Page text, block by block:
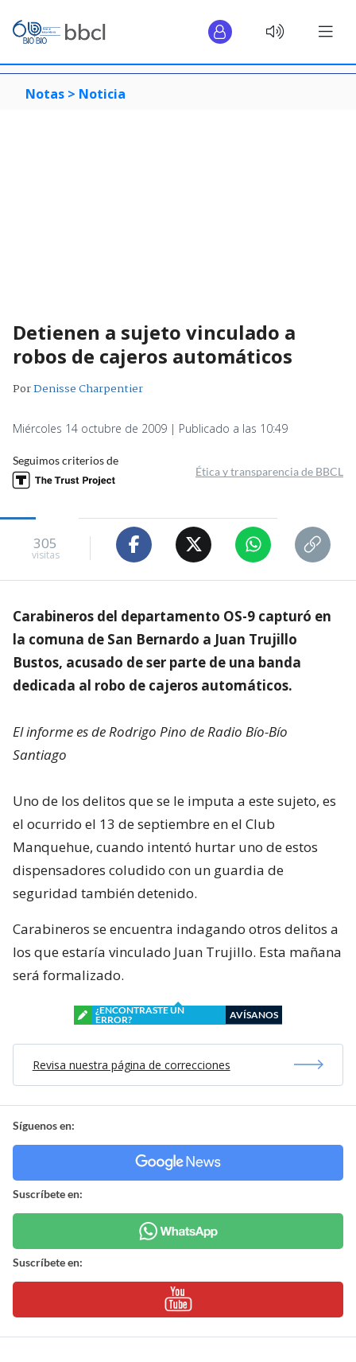
Notas > Noticia
Detienen a sujeto vinculado a
robos de cajeros automáticos
PorDenisse Charpentier
Miércoles 14 octubre de 2009 | Publicado a las 10:49
Seguimos criterios de
Ética y transparencia de BBCL
305
visitas
Carabineros del departamento OS-9 capturó en
la comuna de San Bernardo a Juan Trujillo
Bustos, acusado de ser parte de una banda
dedicada al robo de cajeros automáticos.
El informe es de Rodrigo Pino de Radio Bío-Bío
Santiago
Uno de los delitos que se le imputa a este sujeto, es
el ocurrido el 13 de septiembre en el Club
Manquehue, cuando intentó hurtar uno de estos
dispensadores coludido con un guardia de
seguridad también detenido.
Carabineros se encuentra indagando otros delitos a
los que estaría vinculado Juan Trujillo. Esta mañana
será formalizado.
¿ENCONTRASTE UN
ERROR?
AVÍSANOS
Revisa nuestra página de correcciones
Síguenos en:
Suscríbete en:
Suscríbete en: